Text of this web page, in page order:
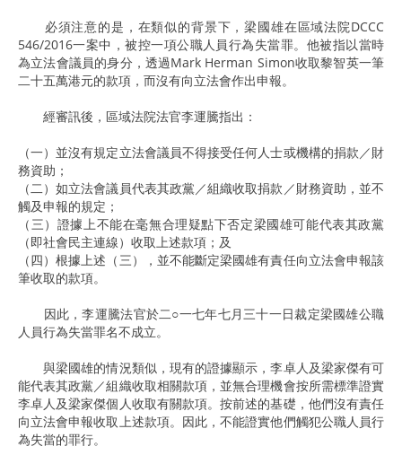
必須注意的是，在類似的背景下，梁國雄在區域法院DCCC
546/2016一案中，被控一項公職人員行為失當罪。他被指以當時
為立法會議員的身分，透過Mark Herman Simon收取黎智英一筆
二十五萬港元的款項，而沒有向立法會作出申報。
經審訊後，區域法院法官李運騰指出：
（一）並沒有規定立法會議員不得接受任何人士或機構的捐款／財
務資助；
（二）如立法會議員代表其政黨／組織收取捐款／財務資助，並不
觸及申報的規定；
（三）證據上不能在毫無合理疑點下否定梁國雄可能代表其政黨
（即社會民主連線）收取上述款項；及
（四）根據上述（三），並不能斷定梁國雄有責任向立法會申報該
筆收取的款項。
因此，李運騰法官於二○一七年七月三十一日裁定梁國雄公職
人員行為失當罪名不成立。
與梁國雄的情況類似，現有的證據顯示，李卓人及梁家傑有可
能代表其政黨／組織收取相關款項，並無合理機會按所需標準證實
李卓人及梁家傑個人收取有關款項。按前述的基礎，他們沒有責任
向立法會申報收取上述款項。因此，不能證實他們觸犯公職人員行
為失當的罪行。